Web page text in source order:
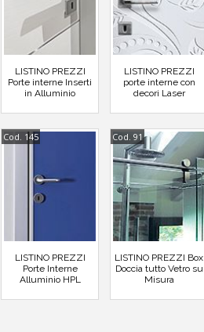
LISTINO PREZZI
Porte interne Inserti
in Alluminio
LISTINO PREZZI
porte interne con
decori Laser
Cod. 145
LISTINO PREZZI
Porte Interne
Alluminio HPL
Cod. 91
LISTINO PREZZI Box
Doccia tutto Vetro su
Misura